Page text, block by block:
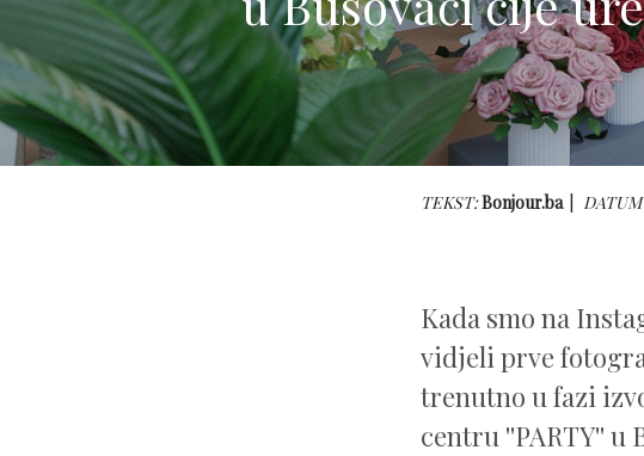
TEKST:Bonjour.ba
Kada smo na
vidjeli prve
trenutno u fazi
centru ''PARTY'' u